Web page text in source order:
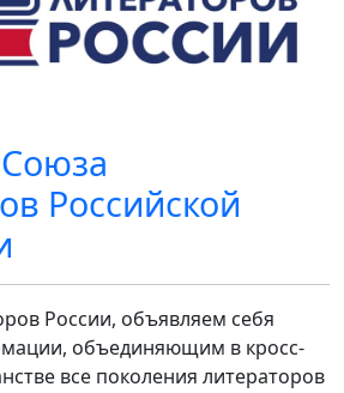
Российской
России, объявляем себя
объединяющим в кросс-
все поколения литераторов